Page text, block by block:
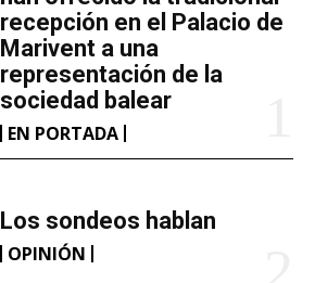
recepción en el Palacio de
Marivent​ a una
representación de la
sociedad balear
EN PORTADA
Los sondeos hablan
OPINIÓN